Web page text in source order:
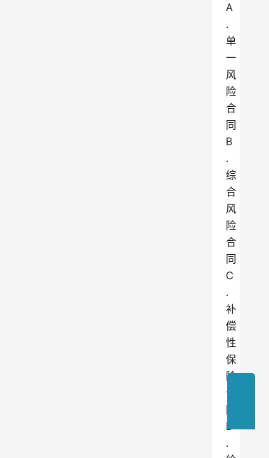
A
.
单
一
风
险
合
同
B
.
综
合
风
险
合
同
C
.
补
偿
性
保
险
合
同
D
.